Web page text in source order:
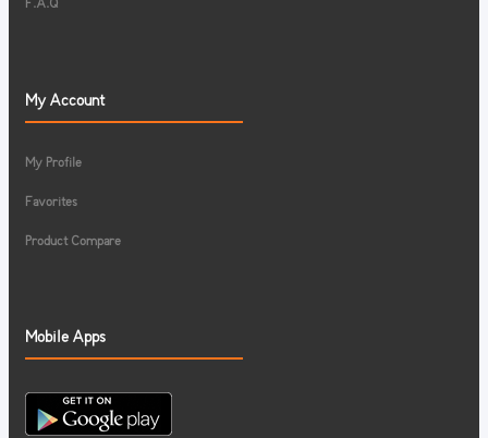
F.A.Q
My Account
My Profile
Favorites
Product Compare
Mobile Apps